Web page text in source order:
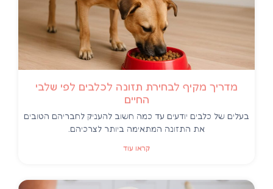
מדריך מקיף לבחירת תזונה לכלבים לפי שלבי
החיים
בעלים של כלבים יודעים עד כמה חשוב להעניק לחבריהם הטובים
את התזונה המתאימה ביותר לצרכיהם.
קראו עוד